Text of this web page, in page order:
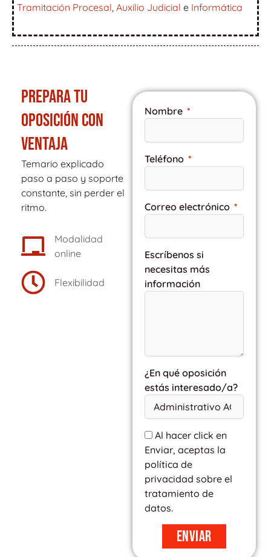
Tramitación Procesal, Auxilio Judicial e Informática
PREPARA TU
OPOSICIÓN CON
VENTAJA
Temario explicado
paso a paso y soporte
constante, sin perder el
ritmo.
Modalidad
online
Flexibilidad
Nombre
Teléfono
Correo electrónico
Escríbenos si
necesitas más
información
¿En qué oposición
estás interesado/a?
Al hacer click en
Enviar, aceptas la
política de
privacidad sobre el
tratamiento de
datos.
Enviar